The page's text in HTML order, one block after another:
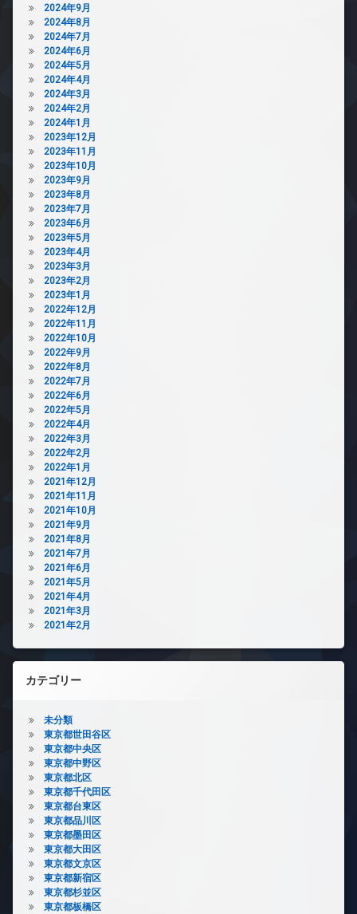
2024年9月
2024年8月
2024年7月
2024年6月
2024年5月
2024年4月
2024年3月
2024年2月
2024年1月
2023年12月
2023年11月
2023年10月
2023年9月
2023年8月
2023年7月
2023年6月
2023年5月
2023年4月
2023年3月
2023年2月
2023年1月
2022年12月
2022年11月
2022年10月
2022年9月
2022年8月
2022年7月
2022年6月
2022年5月
2022年4月
2022年3月
2022年2月
2022年1月
2021年12月
2021年11月
2021年10月
2021年9月
2021年8月
2021年7月
2021年6月
2021年5月
2021年4月
2021年3月
2021年2月
カテゴリー
未分類
東京都世田谷区
東京都中央区
東京都中野区
東京都北区
東京都千代田区
東京都台東区
東京都品川区
東京都墨田区
東京都大田区
東京都文京区
東京都新宿区
東京都杉並区
東京都板橋区